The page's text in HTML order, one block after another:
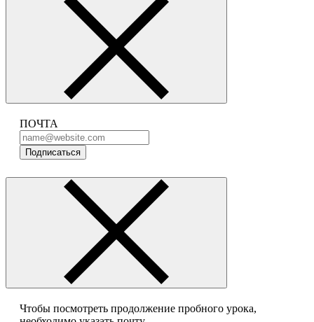
ПОЧТА
Подписаться
Чтобы посмотреть продолжение пробного урока,